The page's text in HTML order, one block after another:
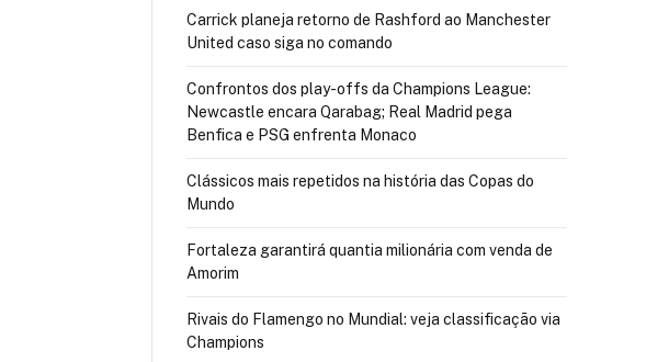
Carrick planeja retorno de Rashford ao Manchester
United caso siga no comando
Confrontos dos play-offs da Champions League:
Newcastle encara Qarabag; Real Madrid pega
Benfica e PSG enfrenta Monaco
Clássicos mais repetidos na história das Copas do
Mundo
Fortaleza garantirá quantia milionária com venda de
Amorim
Rivais do Flamengo no Mundial: veja classificação via
Champions